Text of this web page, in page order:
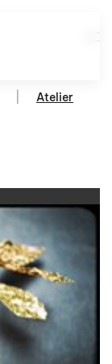
Atelier